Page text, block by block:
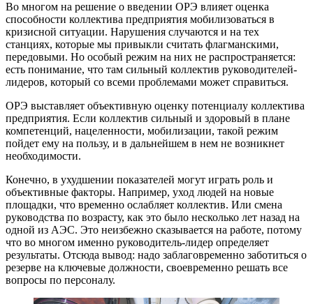
Во многом на решение о введении ОРЭ влияет оценка
способности коллектива предприятия мобилизоваться в
кризисной ситуации. Нарушения случаются и на тех
станциях, которые мы привыкли считать флагманскими,
передовыми. Но особый режим на них не распространяется:
есть понимание, что там сильный коллектив руководителей-
лидеров, который со всеми проблемами может справиться.
ОРЭ выставляет объективную оценку потенциалу коллектива
предприятия. Если коллектив сильный и здоровый в плане
компетенций, нацеленности, мобилизации, такой режим
пойдет ему на пользу, и в дальнейшем в нем не возникнет
необходимости.
Конечно, в ухудшении показателей могут играть роль и
объективные факторы. Например, уход людей на новые
площадки, что временно ослабляет коллектив. Или смена
руководства по возрасту, как это было несколько лет назад на
одной из АЭС. Это неизбежно сказывается на работе, потому
что во многом именно руководитель-лидер определяет
результаты. Отсюда вывод: надо заблаговременно заботиться о
резерве на ключевые должности, своевременно решать все
вопросы по персоналу.